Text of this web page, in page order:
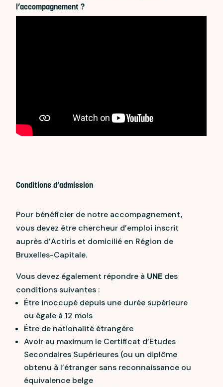
l’accompagnement ?
Conditions d’admission
Pour bénéficier de notre accompagnement,
vous devez être chercheur d’emploi inscrit
auprès d’Actiris et domicilié en Région de
Bruxelles-Capitale.
Vous devez également répondre à UNE des
conditions suivantes :
Être inoccupé depuis une durée supérieure
ou égale à 12 mois
Être de nationalité étrangère
Avoir au maximum le Certificat d’Etudes
Secondaires Supérieures (ou un diplôme
obtenu à l’étranger sans reconnaissance ou
équivalence belge